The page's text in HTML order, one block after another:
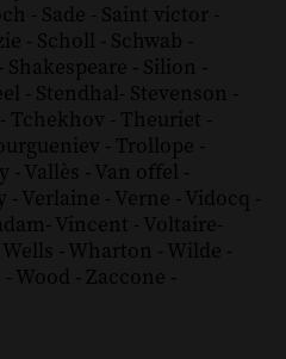
- Sade - Saint victor -
- Scholl - Schwab -
- Shakespeare - Silion -
- Stendhal- Stevenson -
- Tchekhov - Theuriet -
- Trollope -
- Vallès - Van offel -
- Verlaine - Verne - Vidocq -
- Vincent - Voltaire-
Wells - Wharton - Wilde -
- Wood - Zaccone -